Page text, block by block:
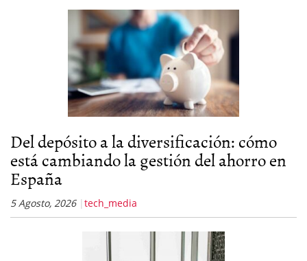
Del depósito a la diversificación: cómo
está cambiando la gestión del ahorro en
España
5 Agosto, 2026 tech_media